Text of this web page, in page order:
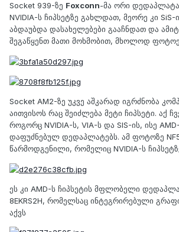
Socket 939-ზე Foxconn-მა ორი დედაპლატა
NVIDIA-ს ჩიპსეტზე გახლდათ, მეორე კი SiS-
აბდაუბდა დასახელებები გააჩნდათ და
შეგაწყენთ მათი მოხმობით, მხოლოდ
Socket AM2-ზე უკვე აშკარად იგრძნობა
აითვისოს რაც შეიძლება მეტი ჩიპსეტი. აქ
როგორც NVIDIA-ს, VIA-ს და SIS-ის, ისე
დაფუძნებულ დედაპლატებს. ამ ფოტოზე
წარმოდგენილი, რომელიც NVIDIA-ს
ეს კი AMD-ს ჩიპსეტის მფლობელი
8EKRS2H, რომელსაც ინტეგრირებული
აქვს